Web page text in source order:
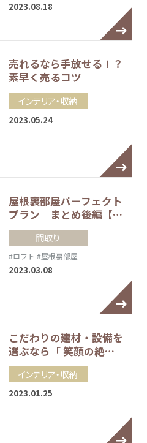
2023.08.18
売れるなら手放せる！？
素早く売るコツ
インテリア・収納
2023.05.24
屋根裏部屋パーフェクト
プラン まとめ後編【…
間取り
#ロフト #屋根裏部屋
2023.03.08
こだわりの建材・設備を
選ぶなら「 笑顔の絶…
インテリア・収納
2023.01.25